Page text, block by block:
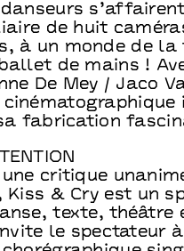
de huit
à un monde de la
de mains !
De Mey / Jaco
fabrication
critique
Kiss & Cry est un
texte, théâtre
le spectateur